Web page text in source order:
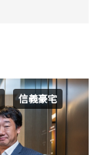
信義豪宅